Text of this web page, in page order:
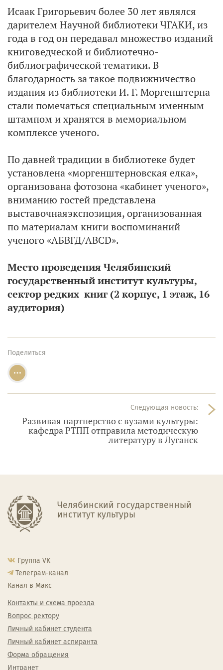
Исаак Григорьевич более 30 лет являлся
дарителем Научной библиотеки ЧГАКИ, из
года в год он передавал множество изданий
книговедческой и библиотечно-
библиографической тематики. В
благодарность за такое подвижничество
издания из библиотеки И. Г. Моргенштерна
стали помечаться специальным именным
штампом и хранятся в мемориальном
комплексе ученого.
По давней традиции в библиотеке будет
установлена «моргенштерновская елка»,
организована фотозона «кабинет ученого»,
вниманию гостей представлена
выставочнаяэкспозиция, организованная
по материалам книги воспоминаний
ученого «АБВГД/ABCD».
Место проведения Челябинский
государственный институт культуры,
сектор редких книг (2 корпус, 1 этаж, 16
аудитория)
Поделиться
Следующая новость:
Развивая партнерство с вузами культуры:
кафедра РТПП отправила методическую
литературу в Луганск
Челябинский государственный
институт культуры
Группа VK
Телеграм-канал
Канал в Макс
Контакты и схема проезда
Вопрос ректору
Личный кабинет студента
Личный кабинет аспиранта
Форма обращения
Интранет